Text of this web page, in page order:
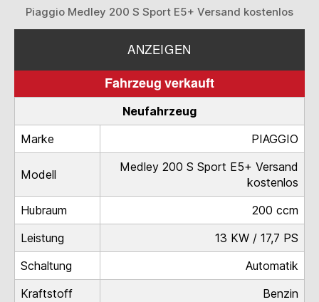
Piaggio Medley 200 S Sport E5+ Versand kostenlos
ANZEIGEN
Fahrzeug verkauft
Neufahrzeug
Marke
PIAGGIO
Modell
Medley 200 S Sport E5+ Versand
kostenlos
Hubraum
200 ccm
Leistung
13 KW / 17,7 PS
Schaltung
Automatik
Kraftstoff
Benzin